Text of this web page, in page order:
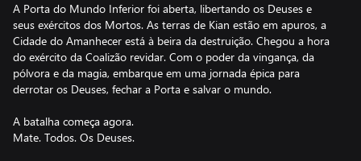
A Porta do Mundo Inferior foi aberta, libertando os Deuses e
seus exércitos dos Mortos. As terras de Kian estão em apuros, a
Cidade do Amanhecer está à beira da destruição. Chegou a hora
do exército da Coalizão revidar. Com o poder da vingança, da
pólvora e da magia, embarque em uma jornada épica para
derrotar os Deuses, fechar a Porta e salvar o mundo.
A batalha começa agora.
Mate. Todos. Os Deuses.